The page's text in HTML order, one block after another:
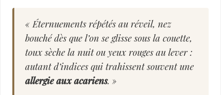
« Éternuements répétés au réveil, nez
bouché dès que l’on se glisse sous la couette,
toux sèche la nuit ou yeux rouges au lever :
autant d’indices qui trahissent souvent une
allergie aux acariens. »